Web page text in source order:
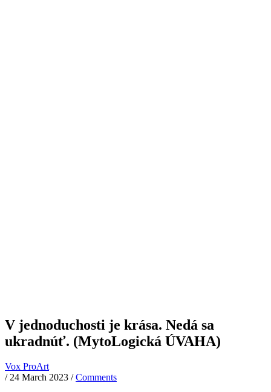
V jednoduchosti je krása. Nedá sa
ukradnúť. (MytoLogická ÚVAHA)
Vox ProArt
/24 March 2023 /Comments